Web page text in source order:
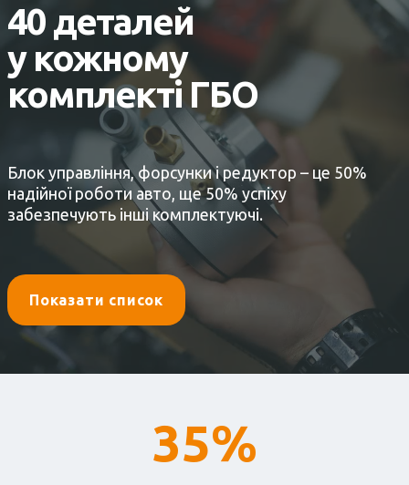
40 деталей
у кожному
комплекті ГБО
Блок управління, форсунки і редуктор – це 50%
надійної роботи авто, ще 50% успіху
забезпечують інші комплектуючі.
Показати список
35%